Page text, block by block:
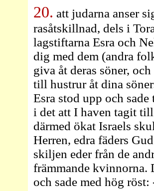
20. att judarna anser
rasåtskillnad, dels i
lagstiftarna Esra och
dig med dem (andra
giva åt deras söner,
till hustrur åt dina
Esra stod upp och
i det att I haven tagit
därmed ökat Israels
Herren, edra fäders
skiljen eder från de
främmande kvinnorna.
och sade med hög röst: